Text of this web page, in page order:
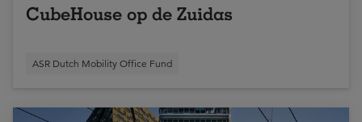
CubeHouse op de Zuidas
ASR Dutch Mobility Office Fund